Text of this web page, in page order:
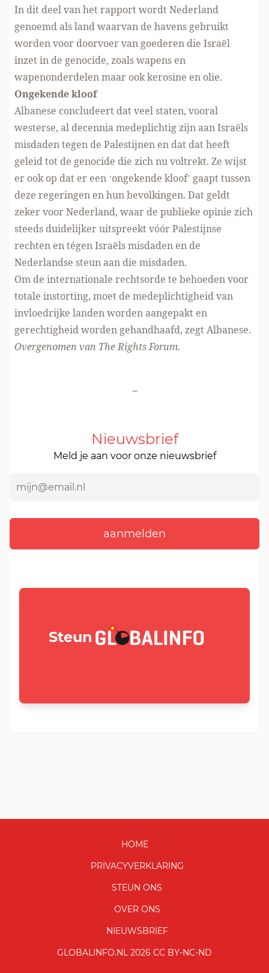
In dit deel van het rapport wordt Nederland
genoemd als land waarvan de havens gebruikt
worden voor doorvoer van goederen die Israël
inzet in de genocide, zoals wapens en
wapenonderdelen maar ook kerosine en olie.
Ongekende kloof
Albanese concludeert dat veel staten, vooral
westerse, al decennia medeplichtig zijn aan Israëls
misdaden tegen de Palestijnen en dat dat heeft
geleid tot de genocide die zich nu voltrekt. Ze wijst
er ook op dat er een ‘ongekende kloof’ gaapt tussen
deze regeringen en hun bevolkingen. Dat geldt
zeker voor Nederland, waar de publieke opinie zich
steeds duidelijker uitspreekt vóór Palestijnse
rechten en tégen Israëls misdaden en de
Nederlandse steun aan die misdaden.
Om de internationale rechtsorde te behoeden voor
totale instorting, moet de medeplichtigheid van
invloedrijke landen worden aangepakt en
gerechtigheid worden gehandhaafd, zegt Albanese.
Overgenomen van The Rights Forum.
-
Nieuwsbrief
Meld je aan voor onze nieuwsbrief
Steun GLOBALINFO.nl
HOME
PRIVACYVERKLARING
STEUN ONS
OVER ONS
NIEUWSBRIEF
GLOBALINFO.NL 2026 CC BY-NC-ND